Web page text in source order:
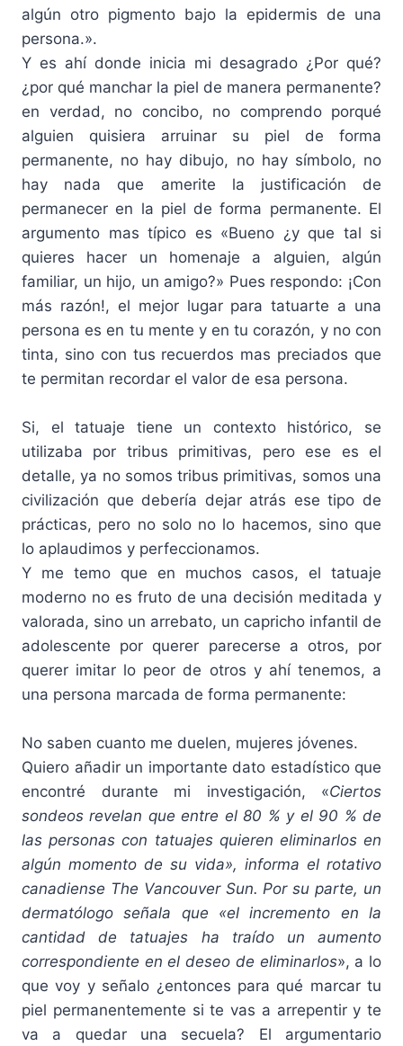
algún otro pigmento bajo la epidermis de una
persona.».
Y es ahí donde inicia mi desagrado ¿Por qué?
¿por qué manchar la piel de manera permanente?
en verdad, no concibo, no comprendo porqué
alguien quisiera arruinar su piel de forma
permanente, no hay dibujo, no hay símbolo, no
hay nada que amerite la justificación de
permanecer en la piel de forma permanente. El
argumento mas típico es «Bueno ¿y que tal si
quieres hacer un homenaje a alguien, algún
familiar, un hijo, un amigo?» Pues respondo: ¡Con
más razón!, el mejor lugar para tatuarte a una
persona es en tu mente y en tu corazón, y no con
tinta, sino con tus recuerdos mas preciados que
te permitan recordar el valor de esa persona.
Si, el tatuaje tiene un contexto histórico, se
utilizaba por tribus primitivas, pero ese es el
detalle, ya no somos tribus primitivas, somos una
civilización que debería dejar atrás ese tipo de
prácticas, pero no solo no lo hacemos, sino que
lo aplaudimos y perfeccionamos.
Y me temo que en muchos casos, el tatuaje
moderno no es fruto de una decisión meditada y
valorada, sino un arrebato, un capricho infantil de
adolescente por querer parecerse a otros, por
querer imitar lo peor de otros y ahí tenemos, a
una persona marcada de forma permanente:
No saben cuanto me duelen, mujeres jóvenes.
Quiero añadir un importante dato estadístico que
encontré durante mi investigación, «Ciertos
sondeos revelan que entre el 80 % y el 90 % de
las personas con tatuajes quieren eliminarlos en
algún momento de su vida», informa el rotativo
canadiense The Vancouver Sun. Por su parte, un
dermatólogo señala que «el incremento en la
cantidad de tatuajes ha traído un aumento
correspondiente en el deseo de eliminarlos», a lo
que voy y señalo ¿entonces para qué marcar tu
piel permanentemente si te vas a arrepentir y te
va a quedar una secuela? El argumentario